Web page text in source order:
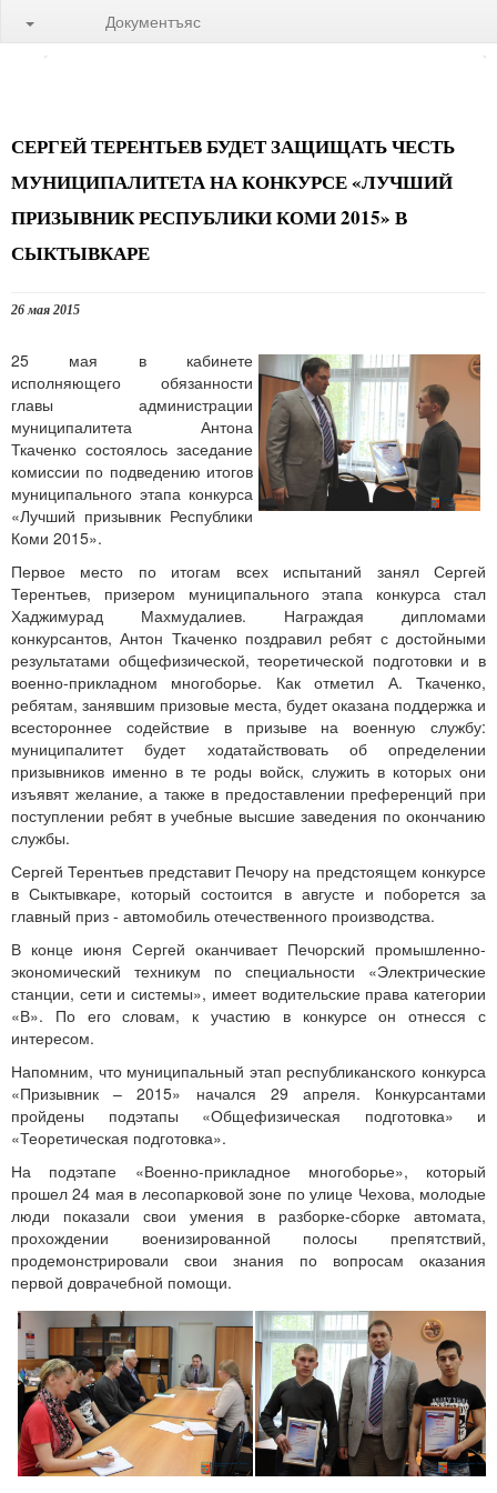
Документъяс
СЕРГЕЙ ТЕРЕНТЬЕВ БУДЕТ ЗАЩИЩАТЬ ЧЕСТЬ
МУНИЦИПАЛИТЕТА НА КОНКУРСЕ «ЛУЧШИЙ
ПРИЗЫВНИК РЕСПУБЛИКИ КОМИ 2015» В
СЫКТЫВКАРЕ
26 мая 2015
25 мая в кабинете
исполняющего обязанности
главы администрации
муниципалитета Антона
Ткаченко состоялось заседание
комиссии по подведению итогов
муниципального этапа конкурса
«Лучший призывник Республики
Коми 2015».
Первое место по итогам всех испытаний занял Сергей
Терентьев, призером муниципального этапа конкурса стал
Хаджимурад Махмудалиев. Награждая дипломами
конкурсантов, Антон Ткаченко поздравил ребят с достойными
результатами общефизической, теоретической подготовки и в
военно-прикладном многоборье. Как отметил А. Ткаченко,
ребятам, занявшим призовые места, будет оказана поддержка и
всестороннее содействие в призыве на военную службу:
муниципалитет будет ходатайствовать об определении
призывников именно в те роды войск, служить в которых они
изъявят желание, а также в предоставлении преференций при
поступлении ребят в учебные высшие заведения по окончанию
службы.
Сергей Терентьев представит Печору на предстоящем конкурсе
в Сыктывкаре, который состоится в августе и поборется за
главный приз - автомобиль отечественного производства.
В конце июня Сергей оканчивает Печорский промышленно-
экономический техникум по специальности «Электрические
станции, сети и системы», имеет водительские права категории
«В». По его словам, к участию в конкурсе он отнесся с
интересом.
Напомним, что муниципальный этап республиканского конкурса
«Призывник – 2015» начался 29 апреля. Конкурсантами
пройдены подэтапы «Общефизическая подготовка» и
«Теоретическая подготовка».
На подэтапе «Военно-прикладное многоборье», который
прошел 24 мая в лесопарковой зоне по улице Чехова, молодые
люди показали свои умения в разборке-сборке автомата,
прохождении военизированной полосы препятствий,
продемонстрировали свои знания по вопросам оказания
первой доврачебной помощи.